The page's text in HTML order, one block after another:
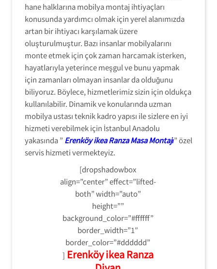
hane halklarına mobilya montaj ihtiyaçları
konusunda yardımcı olmak için yerel alanımızda
artan bir ihtiyacı karşılamak üzere
oluşturulmuştur. Bazı insanlar mobilyalarını
monte etmek için çok zaman harcamak isterken,
hayatlarıyla yeterince meşgul ve bunu yapmak
için zamanları olmayan insanlar da olduğunu
biliyoruz. Böylece, hizmetlerimiz sizin için oldukça
kullanılabilir. Dinamik ve konularında uzman
mobilya ustası teknik kadro yapısı ile sizlere en iyi
hizmeti verebilmek için İstanbul Anadolu
yakasında ” Erenköy ikea Ranza Masa Montajı” özel
servis hizmeti vermekteyiz.
[dropshadowbox
align=”center” effect=”lifted-
both” width=”auto”
height=””
background_color=”#ffffff”
border_width=”1″
border_color=”#dddddd”
] Erenköy ikea Ranza